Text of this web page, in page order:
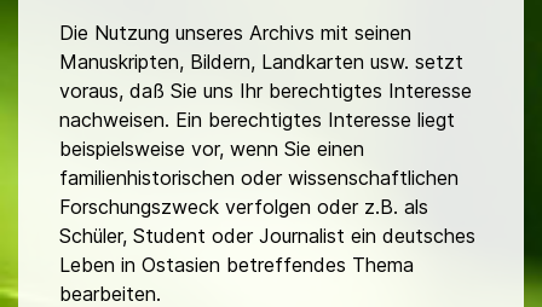
Die Nutzung unseres Archivs mit seinen
Manuskripten, Bildern, Landkarten usw. setzt
voraus, daß Sie uns Ihr berechtigtes Interesse
nachweisen. Ein berechtigtes Interesse liegt
beispielsweise vor, wenn Sie einen
familienhistorischen oder wissenschaftlichen
Forschungszweck verfolgen oder z.B. als
Schüler, Student oder Journalist ein deutsches
Leben in Ostasien betreffendes Thema
bearbeiten.